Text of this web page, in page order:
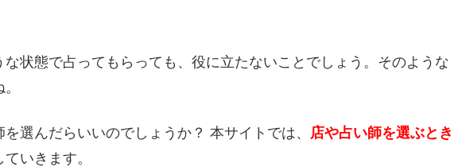
状態で占ってもらっても、役に立たないことでしょう。そのような
選んだらいいのでしょうか？ 本サイトでは、 店や占い師を選ぶとき
いきます。